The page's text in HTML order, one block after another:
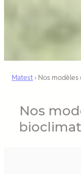
Matest › Nos modèles
Nos